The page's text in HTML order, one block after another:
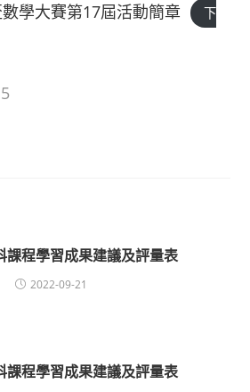
學大賽第17屆活動簡章
下
課程學習成果建議及評量表
2022-09-21
課程學習成果建議及評量表